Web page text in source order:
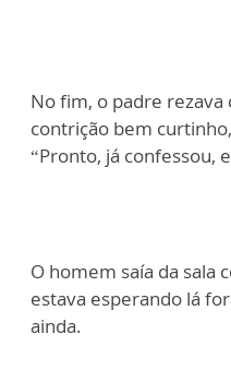
No fim, o padre
contrição bem
“Pronto, já confessou,
O homem saía da sala
estava esperando lá
ainda.